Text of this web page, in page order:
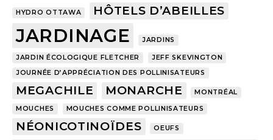
HYDRO OTTAWA HÔTELS D’ABEILLES
JARDINAGE JARDINS
JARDIN ÉCOLOGIQUE FLETCHER
JEFF SKEVINGTON
JOURNÉE D’APPRÉCIATION DES POLLINISATEURS
MEGACHILE MONARCHE MONTRÉAL
MOUCHES MOUCHES COMME POLLINISATEURS
NÉONICOTINOÏDES OEUFS